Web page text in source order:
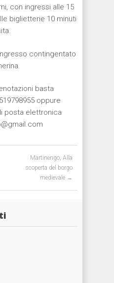
con ingressi alle 15
biglietterie 10 minuti
contingentato
basta
oppure
posta elettronica
Martinengo, Alla
scoperta del borgo
medievale →